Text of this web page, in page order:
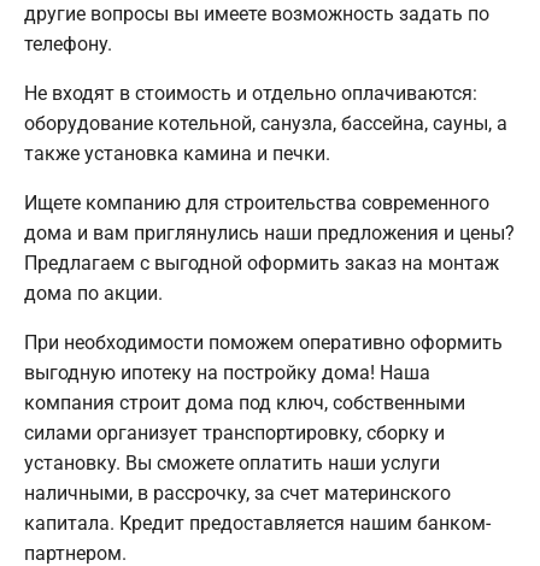
другие вопросы вы имеете возможность задать по
телефону.
Не входят в стоимость и отдельно оплачиваются:
оборудование котельной, санузла, бассейна, сауны, а
также установка камина и печки.
Ищете компанию для строительства современного
дома и вам приглянулись наши предложения и цены?
Предлагаем с выгодной оформить заказ на монтаж
дома по акции.
При необходимости поможем оперативно оформить
выгодную ипотеку на постройку дома! Наша
компания строит дома под ключ, собственными
силами организует транспортировку, сборку и
установку. Вы сможете оплатить наши услуги
наличными, в рассрочку, за счет материнского
капитала. Кредит предоставляется нашим банком-
партнером.